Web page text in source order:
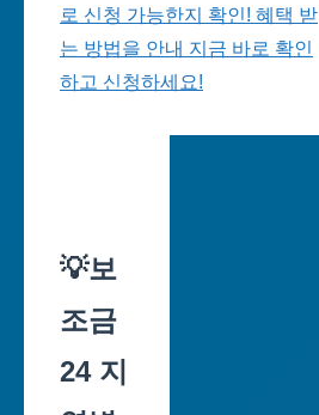
로 신청 가능한지 확인! 혜택 받
는 방법을 안내 지금 바로 확인
하고 신청하세요!
💡보
조금
24 지